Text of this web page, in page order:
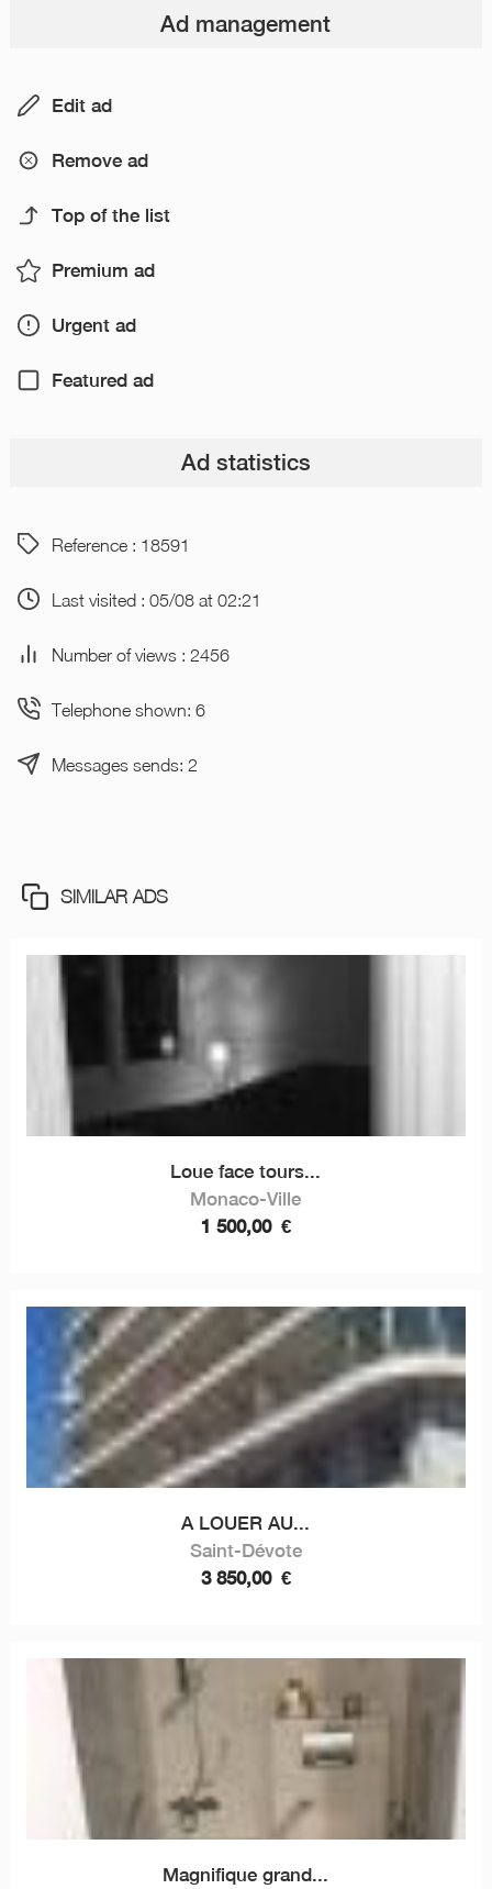
Ad management
Edit ad
Remove ad
Top of the list
Premium ad
Urgent ad
Featured ad
Ad statistics
Reference : 18591
Last visited : 05/08 at 02:21
Number of views : 2456
Telephone shown: 6
Messages sends: 2
SIMILAR ADS
Loue face tours...
Monaco-Ville
1 500,00 €
A LOUER AU...
Saint-Dévote
3 850,00 €
Magnifique grand...